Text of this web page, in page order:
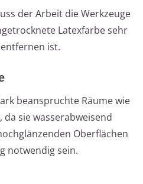
der Arbeit die Werkzeuge
Latexfarbe sehr
ist.
beanspruchte Räume wie
da sie wasserabweisend
Oberflächen
notwendig sein.